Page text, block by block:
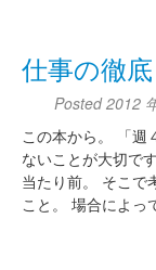
仕事の徹
Posted2012
この本から。 「週
ないことが大切で
当たり前。 そこで
こと。 場合によ